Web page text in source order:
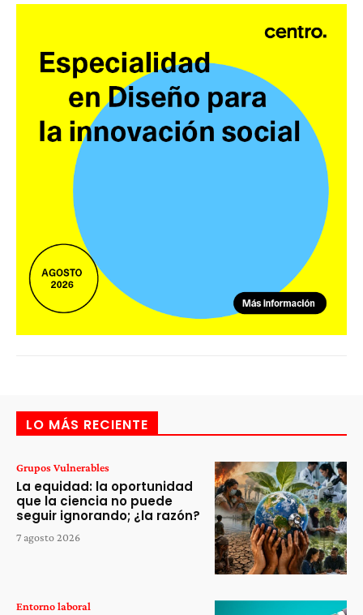
LO MÁS RECIENTE
Grupos Vulnerables
La equidad: la oportunidad
que la ciencia no puede
seguir ignorando; ¿la razón?
7 agosto 2026
Entorno laboral